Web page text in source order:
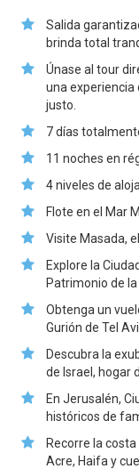
Salida
brinda total
Únase al tour
una experiencia
justo.
7 días
11 noches en
4 niveles de
Flote en el Mar
Visite Masada,
Explore la
Patrimonio de la
Obtenga un
Gurión de Tel
Descubra la
de Israel, hogar
En Jerusalén,
históricos de
Recorre la
Acre, Haifa y